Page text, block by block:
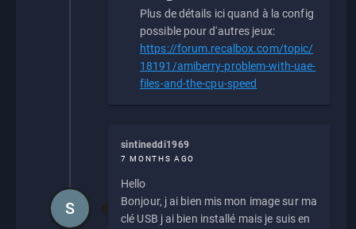
Plus de détails ici quand à la config
possible pour d'autres jeux:
https://forum.recalbox.com/topic/
18191/amiberry-problem-with-uae-
files-and-the-cpu-speed
sintineddi1969
7 MONTHS AGO
Hello
Bonjour, j ai bien mis mon image sur ma
clé USB j ai bien installé mais je suis en
S